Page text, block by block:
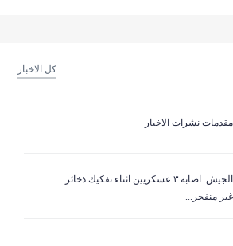
كل الاخبار
مقدمات نشرات الاخبار
الجيش: اصابة ٣ عسكريين اثناء تفكيك ذخائر
غير منفجر...